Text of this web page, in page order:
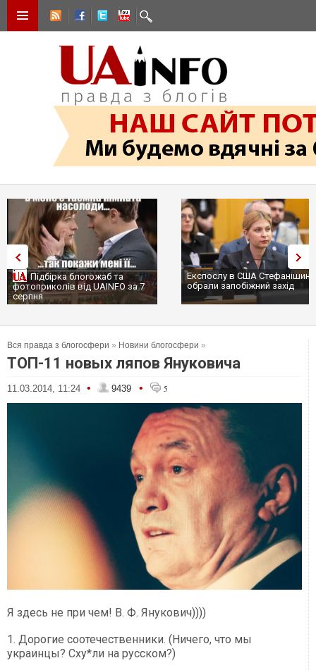
Підбірка блогожаб та
фотоприколів від UAINFO за 7
серпня
Експослу в США
обрали запобіжний захід
Вся правда з блогосфери » Новини блогосфери »
ТОП-11 новых ляпов Януковича
11.03.2014, 11:24 • 9439 • 5
Я здесь не при чем! В. Ф. Янукович))))
1. Дорогие соотечественники. (Ничего, что мы
украинцы? Сху*ли на русском?)